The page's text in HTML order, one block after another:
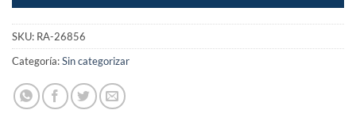
SKU: RA-26856
Categoría:Sin categorizar